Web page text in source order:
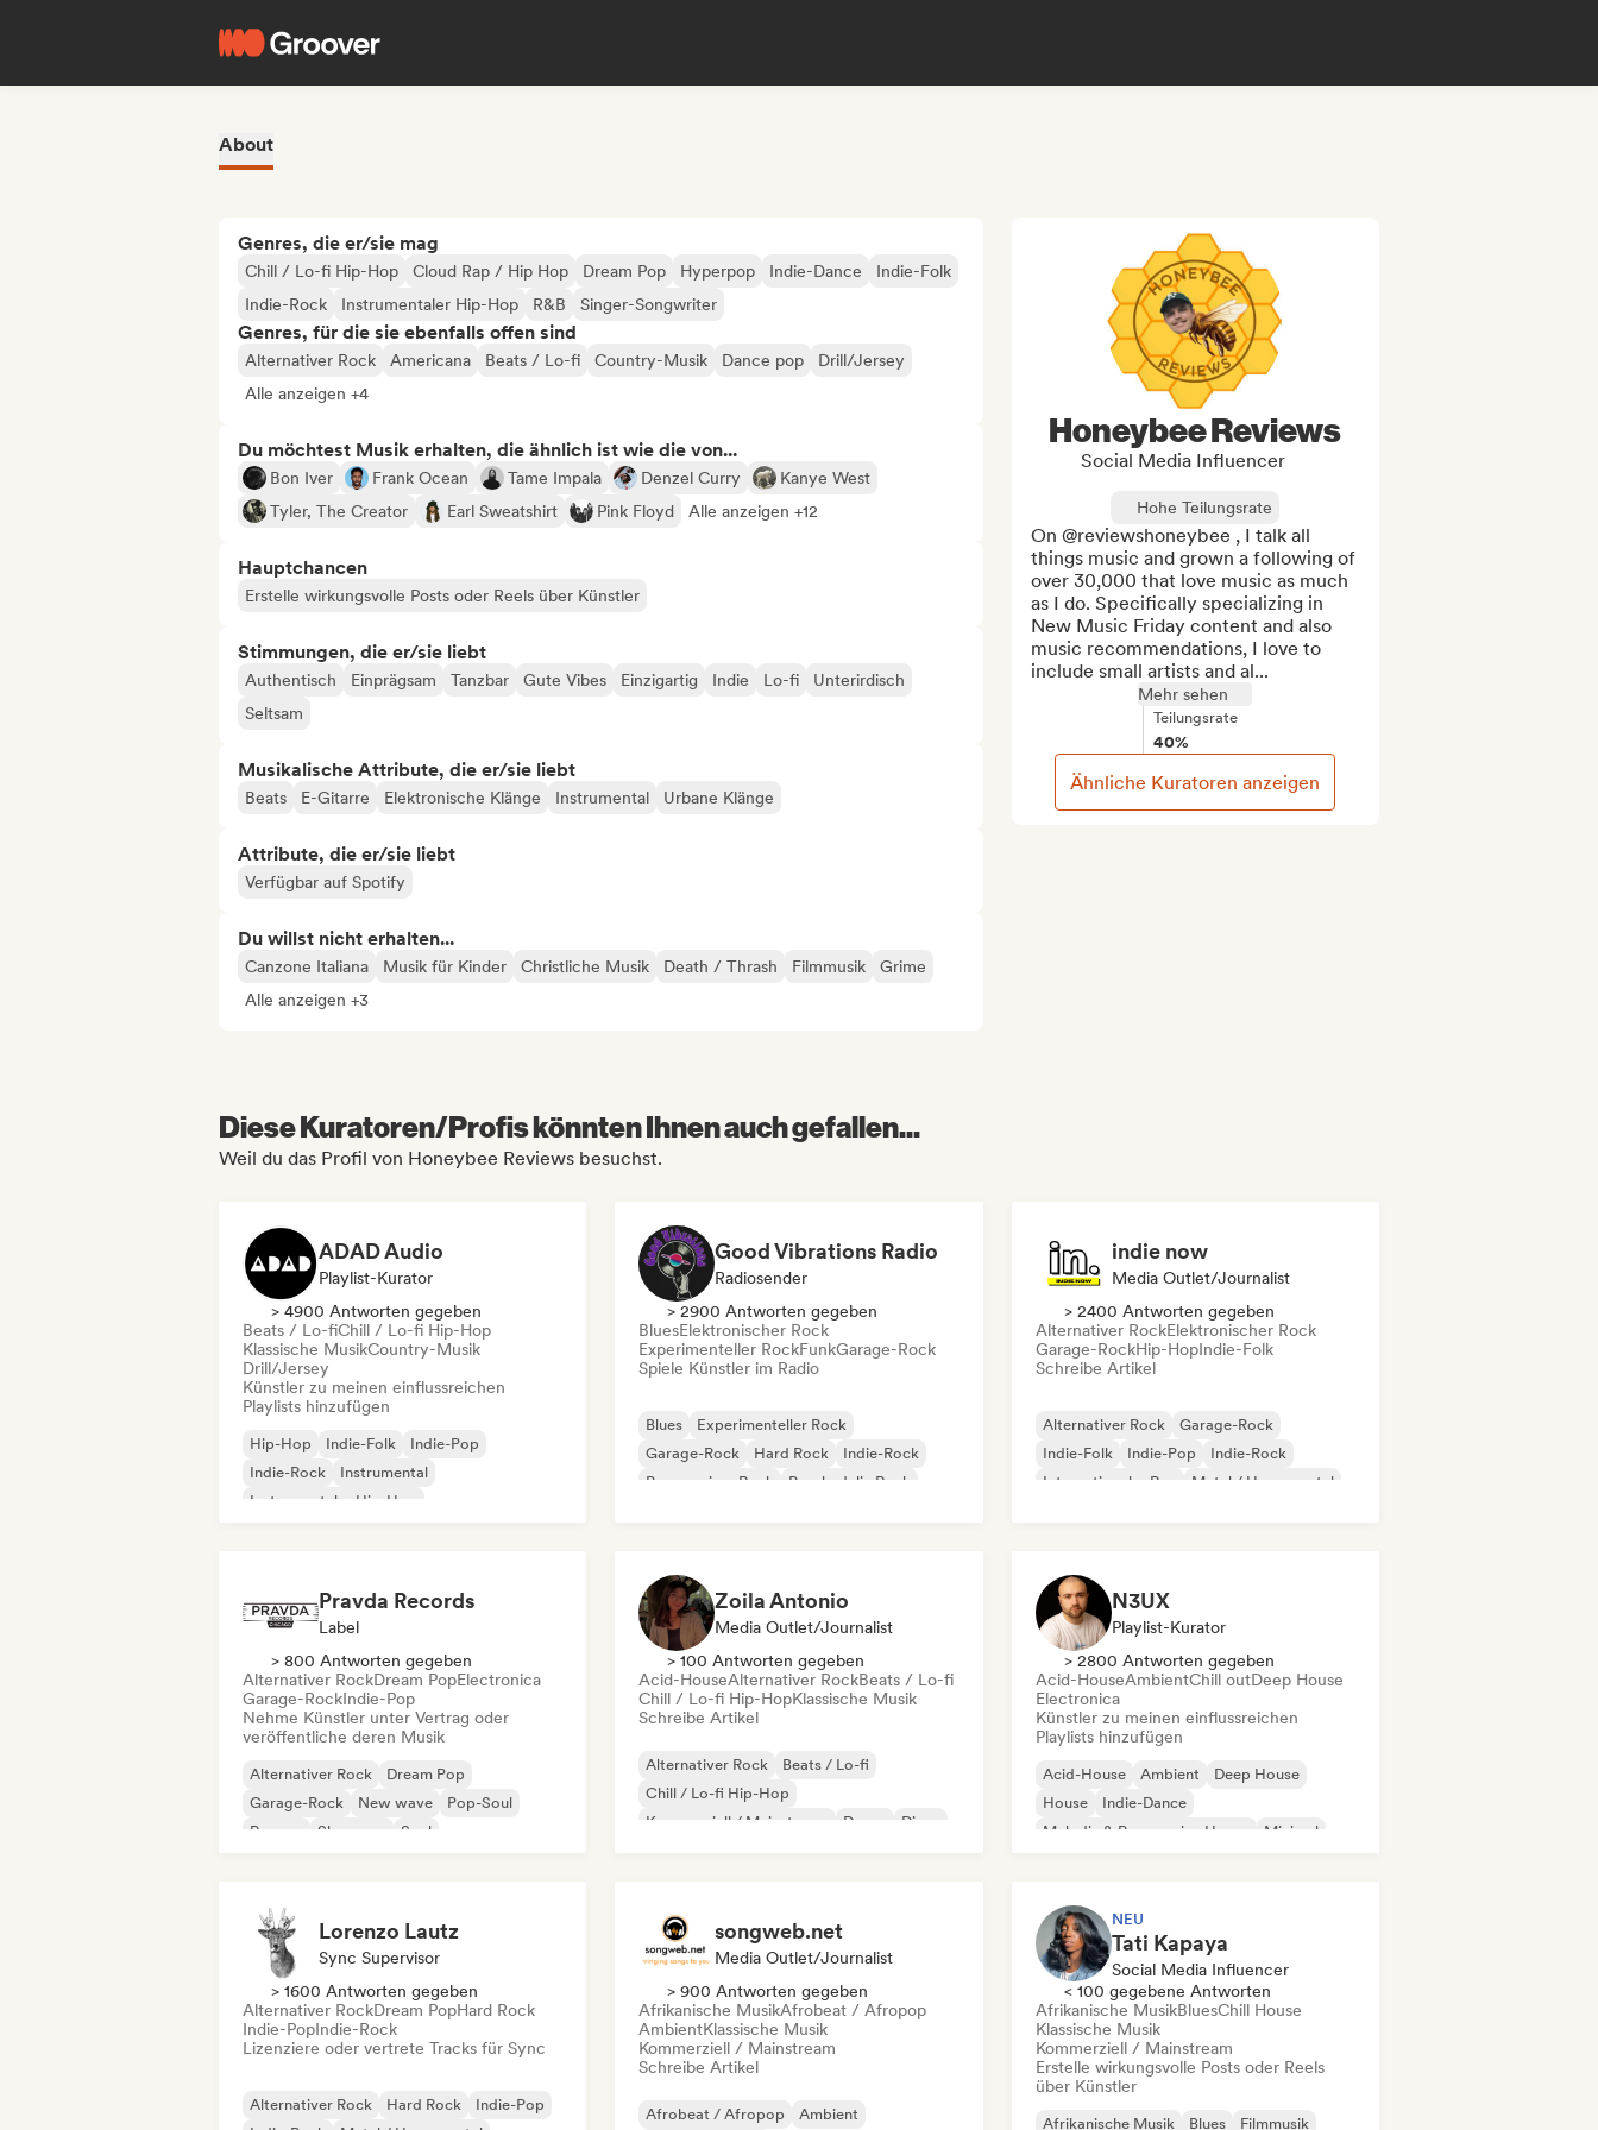
About
Genres, die er/sie mag
Chill / Lo-fi Hip-Hop Cloud Rap / Hip Hop Dream Pop Hyperpop Indie-Dance
Indie-Folk
Indie-Rock
Instrumentaler Hip-Hop R&B Singer-Songwriter
Genres, für die sie ebenfalls offen sind
Alternativer Rock Americana Beats / Lo-fi Country-Musik Dance pop
Drill/Jersey
Alle anzeigen +4
Du möchtest Musik erhalten, die ähnlich ist wie die von...
Bon Iver Frank Ocean Tame Impala Denzel Curry
Kanye West
Tyler, The Creator
Earl Sweatshirt Pink Floyd Alle anzeigen +12
Hauptchancen
Erstelle wirkungsvolle Posts oder Reels über Künstler
Stimmungen, die er/sie liebt
Authentisch Einprägsam Tanzbar Gute Vibes Einzigartig Indie Lo-fi
Unterirdisch
Seltsam
Musikalische Attribute, die er/sie liebt
Beats E-Gitarre Elektronische Klänge Instrumental Urbane Klänge
Attribute, die er/sie liebt
Verfügbar auf Spotify
Du willst nicht erhalten...
Canzone Italiana Musik für Kinder Christliche Musik Death / Thrash Filmmusik
Grime
Alle anzeigen +3
Honeybee Reviews
Social Media Influencer
Hohe Teilungsrate
On @reviewshoneybee , I talk all
things music and grown a following of
over 30,000 that love music as much
as I do. Specifically specializing in
New Music Friday content and also
music recommendations, I love to
include small artists and al...
Mehr sehen
Teilungsrate
40%
Ähnliche Kuratoren anzeigen
Diese Kuratoren/Profis könnten Ihnen auch gefallen...
Weil du das Profil von Honeybee Reviews besuchst.
ADAD Audio
Playlist-Kurator
> 4900 Antworten gegeben
Beats / Lo-fiChill / Lo-fi Hip-Hop
Klassische MusikCountry-Musik
Drill/Jersey
Künstler zu meinen einflussreichen
Playlists hinzufügen
Hip-Hop Indie-Folk
Indie-Pop
Indie-Rock
Instrumental
Instrumentaler Hip-Hop
Good Vibrations Radio
Radiosender
> 2900 Antworten gegeben
BluesElektronischer Rock
Experimenteller RockFunkGarage-Rock
Spiele Künstler im Radio
Blues
Experimenteller Rock
Garage-Rock
Hard Rock
Indie-Rock
Progressiver Rock
Psychedelic Rock
indie now
Media Outlet/Journalist
> 2400 Antworten gegeben
Alternativer RockElektronischer Rock
Garage-RockHip-HopIndie-Folk
Schreibe Artikel
Alternativer Rock
Garage-Rock
Indie-Folk
Indie-Pop
Indie-Rock
Internationaler Rap
Metal / Heavy metal
Pravda Records
Label
> 800 Antworten gegeben
Alternativer RockDream PopElectronica
Garage-RockIndie-Pop
Nehme Künstler unter Vertrag oder
veröffentliche deren Musik
Alternativer Rock
Dream Pop
Garage-Rock
New wave
Pop-Soul
Reggae
Shoegaze Soul
Zoila Antonio
Media Outlet/Journalist
> 100 Antworten gegeben
Acid-HouseAlternativer RockBeats / Lo-fi
Chill / Lo-fi Hip-HopKlassische Musik
Schreibe Artikel
Alternativer Rock
Beats / Lo-fi
Chill / Lo-fi Hip-Hop
Kommerziell / Mainstream
Dance
Disco
N3UX
Playlist-Kurator
> 2800 Antworten gegeben
Acid-HouseAmbientChill outDeep House
Electronica
Künstler zu meinen einflussreichen
Playlists hinzufügen
Acid-House Ambient
Deep House
House
Indie-Dance
Melodic & Progressive House
Minimal
Lorenzo Lautz
Sync Supervisor
> 1600 Antworten gegeben
Alternativer RockDream PopHard Rock
Indie-PopIndie-Rock
Lizenziere oder vertrete Tracks für Sync
Alternativer Rock Hard Rock
Indie-Pop
songweb.net
Media Outlet/Journalist
> 900 Antworten gegeben
Afrikanische MusikAfrobeat / Afropop
AmbientKlassische Musik
Kommerziell / Mainstream
Schreibe Artikel
Afrobeat / Afropop Ambient
NEU
Tati Kapaya
Social Media Influencer
< 100 gegebene Antworten
Afrikanische MusikBluesChill House
Klassische Musik
Kommerziell / Mainstream
Erstelle wirkungsvolle Posts oder Reels
über Künstler
Afrikanische Musik Blues Filmmusik